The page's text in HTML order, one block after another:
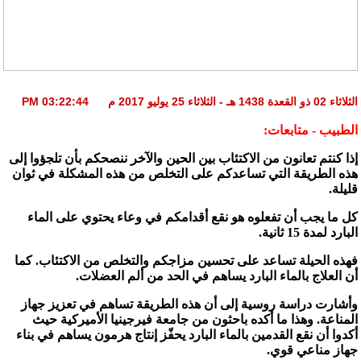
الثلاثاء 02 ذو القعدة 1438 هـ - الثلاثاء 25 يوليو 2017 م 03:22:44 PM
الطبيب - متابعات:
إذا كنتم تعانون من الاكتئاب بين الحين والآخر ننصحكم بأن تلجؤوا إلى
هذه الطريقة التي تساعدكم على التخلص من هذه المشكلة في ثوان
قليلة.
كل ما يجب أن تفعلوه هو نقع أقدامكم في وعاء يحتوي على الماء
البارد لمدة 15 ثانية.
فهذه الحيلة تساعد على تحسين مزاجكم والتخلص من الاكتئاب. كما
أن العلاج بالماء البارد يساهم في الحد من ألم العضلات.
وأشارت دراسة روسية إلى أن هذه الطريقة تساهم في تعزيز جهاز
المناعة. وهذا ما أكده باحثون من جامعة فيرجينيا الأميركية حيث
أكدوا أن نقع القدمين بالماء البارد يحفّز إنتاج هرمون يساهم في بناء
جهاز مناعي قوي.